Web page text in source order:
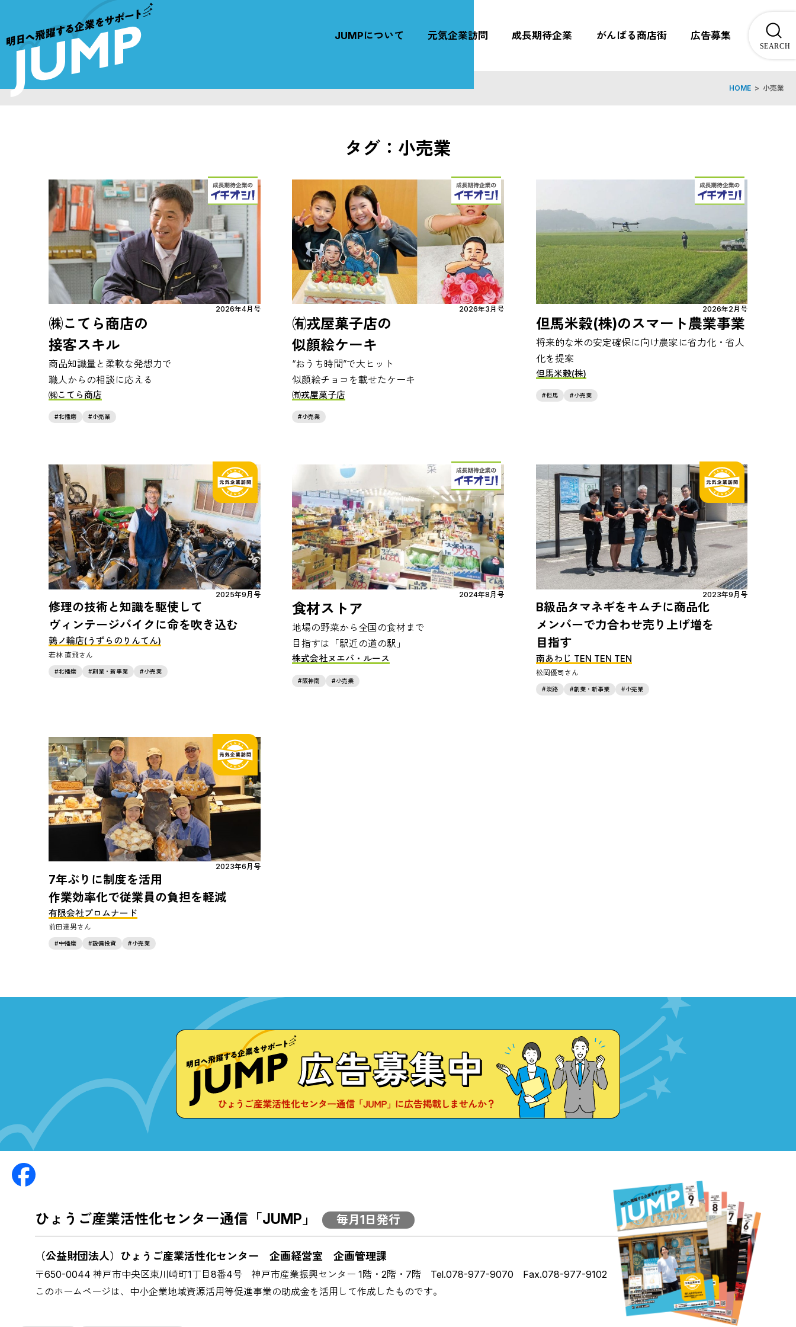
JUMPについて 元気企業訪問 成長期待企業 がんばる商店街 広告募集
HOME > 小売業
タグ：小売業
2026年4月号
㈱こてら商店の
接客スキル
商品知識量と柔軟な発想力で
職人からの相談に応える
㈱こてら商店
北播磨 小売業
2026年3月号
㈲戎屋菓子店の
似顔絵ケーキ
“おうち時間”で大ヒット
似顔絵チョコを載せたケーキ
㈲戎屋菓子店
小売業
2026年2月号
但馬米穀(株)のスマート農業事業
将来的な米の安定確保に向け農家に省力化・省人
化を提案
但馬米穀(株)
但馬 小売業
2025年9月号
修理の技術と知識を駆使して
ヴィンテージバイクに命を吹き込む
鶉ノ輪店(うずらのりんてん)
若林 直飛
北播磨 創業・新事業 小売業
2024年8月号
食材ストア
地場の野菜から全国の食材まで
目指すは「駅近の道の駅」
株式会社ヌエバ・ルース
阪神南 小売業
2023年9月号
B級品タマネギをキムチに商品化
メンバーで力合わせ売り上げ増を
目指す
南あわじ TEN TEN TEN
松岡優司
淡路 創業・新事業 小売業
2023年6月号
7年ぶりに制度を活用
作業効率化で従業員の負担を軽減
有限会社プロムナード
前田達男
中播磨 設備投資 小売業
ひょうご産業活性化センター通信「JUMP」 毎月1日発行
（公益財団法人）ひょうご産業活性化センター 企画経営室 企画管理課
〒650-0044 神戸市中央区東川崎町1丁目8番4号 神戸市産業振興センター 1階・2階・7階 Tel.078-977-9070 Fax.078-977-9102
このホームページは、中小企業地域資源活用等促進事業の助成金を活用して作成したものです。